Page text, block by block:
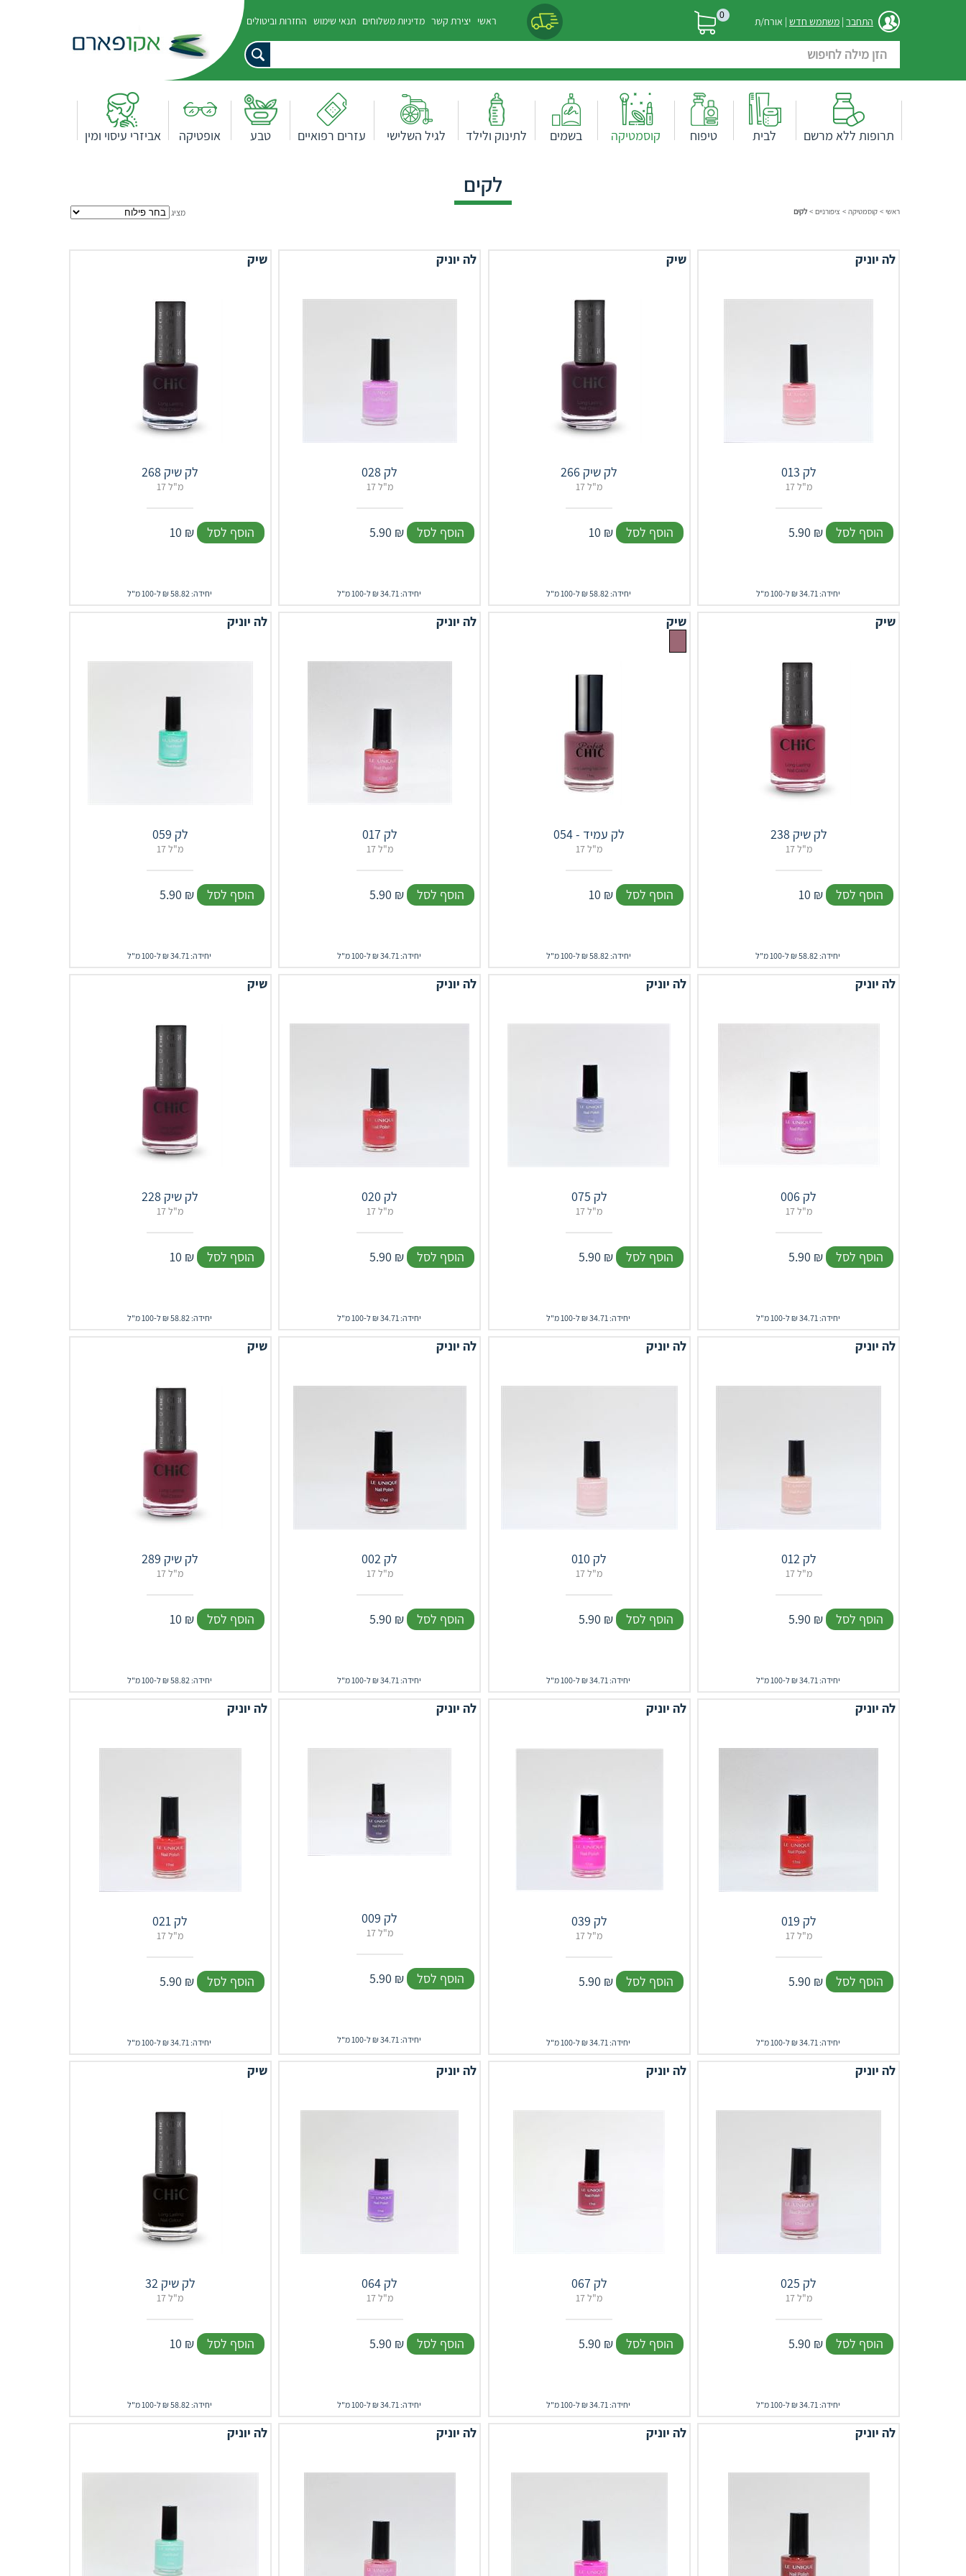
התחבר | משתמש חדש | אורח/ת 0 ראשי יצירת קשר מדיניות משלוחים תנאי שימוש החזרות וביטולים
תרופות ללא מרשם לבית טיפוח קוסמטיקה בשמים לתינוק ולילד לגיל השלישי עזרים רפואיים טבע אופטיקה אביזרי עיסוי ומין
לקים
ראשי > קוסמטיקה > ציפורניים > לקים מציג
לה יוניק
לק 013
17 מ"ל
5.90 ₪ הוסף לסל
יחידה: 34.71 ₪ ל-100 מ"ל
שיק
לק שיק 266
17 מ"ל
10 ₪ הוסף לסל
יחידה: 58.82 ₪ ל-100 מ"ל
לה יוניק
לק 028
17 מ"ל
5.90 ₪ הוסף לסל
יחידה: 34.71 ₪ ל-100 מ"ל
שיק
לק שיק 268
17 מ"ל
10 ₪ הוסף לסל
יחידה: 58.82 ₪ ל-100 מ"ל
שיק
לק שיק 238
17 מ"ל
10 ₪ הוסף לסל
יחידה: 58.82 ₪ ל-100 מ"ל
שיק
לק עמיד - 054
17 מ"ל
10 ₪ הוסף לסל
יחידה: 58.82 ₪ ל-100 מ"ל
לה יוניק
לק 017
17 מ"ל
5.90 ₪ הוסף לסל
יחידה: 34.71 ₪ ל-100 מ"ל
לה יוניק
לק 059
17 מ"ל
5.90 ₪ הוסף לסל
יחידה: 34.71 ₪ ל-100 מ"ל
לה יוניק
לק 006
17 מ"ל
5.90 ₪ הוסף לסל
יחידה: 34.71 ₪ ל-100 מ"ל
לה יוניק
לק 075
17 מ"ל
5.90 ₪ הוסף לסל
יחידה: 34.71 ₪ ל-100 מ"ל
לה יוניק
לק 020
17 מ"ל
5.90 ₪ הוסף לסל
יחידה: 34.71 ₪ ל-100 מ"ל
שיק
לק שיק 228
17 מ"ל
10 ₪ הוסף לסל
יחידה: 58.82 ₪ ל-100 מ"ל
לה יוניק
לק 012
17 מ"ל
5.90 ₪ הוסף לסל
יחידה: 34.71 ₪ ל-100 מ"ל
לה יוניק
לק 010
17 מ"ל
5.90 ₪ הוסף לסל
יחידה: 34.71 ₪ ל-100 מ"ל
לה יוניק
לק 002
17 מ"ל
5.90 ₪ הוסף לסל
יחידה: 34.71 ₪ ל-100 מ"ל
שיק
לק שיק 289
17 מ"ל
10 ₪ הוסף לסל
יחידה: 58.82 ₪ ל-100 מ"ל
לה יוניק
לק 019
17 מ"ל
5.90 ₪ הוסף לסל
יחידה: 34.71 ₪ ל-100 מ"ל
לה יוניק
לק 039
17 מ"ל
5.90 ₪ הוסף לסל
יחידה: 34.71 ₪ ל-100 מ"ל
לה יוניק
לק 009
17 מ"ל
5.90 ₪ הוסף לסל
יחידה: 34.71 ₪ ל-100 מ"ל
לה יוניק
לק 021
17 מ"ל
5.90 ₪ הוסף לסל
יחידה: 34.71 ₪ ל-100 מ"ל
לה יוניק
לק 025
17 מ"ל
5.90 ₪ הוסף לסל
יחידה: 34.71 ₪ ל-100 מ"ל
לה יוניק
לק 067
17 מ"ל
5.90 ₪ הוסף לסל
יחידה: 34.71 ₪ ל-100 מ"ל
לה יוניק
לק 064
17 מ"ל
5.90 ₪ הוסף לסל
יחידה: 34.71 ₪ ל-100 מ"ל
שיק
לק שיק 32
17 מ"ל
10 ₪ הוסף לסל
יחידה: 58.82 ₪ ל-100 מ"ל
לה יוניק לה יוניק לה יוניק לה יוניק